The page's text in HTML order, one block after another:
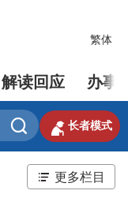
繁体
解读回应 办事
  长者模式
更多栏目